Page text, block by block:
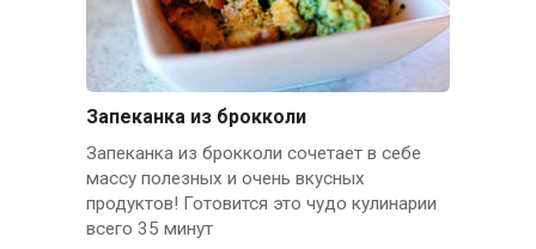
Запеканка из брокколи
Запеканка из брокколи сочетает в себе
массу полезных и очень вкусных
продуктов! Готовится это чудо кулинарии
всего 35 минут